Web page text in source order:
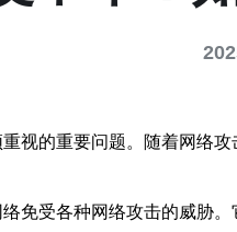
视的重要问题。随着网络
免受各种网络攻击的威胁